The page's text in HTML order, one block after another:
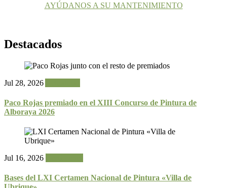
AYÚDANOS A SU MANTENIMIENTO
Destacados
Jul 28, 2026
Paco Rojas premiado en el XIII Concurso de Pintura de
Alboraya 2026
Jul 16, 2026
Bases del LXI Certamen Nacional de Pintura «Villa de